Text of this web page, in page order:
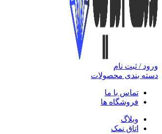
ورود / ثبت نام
دسته بندی محصولات
تماس با ما
فروشگاه ها
وبلاگ
اتاق نمک